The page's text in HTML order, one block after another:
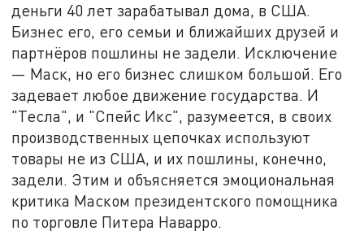
деньги 40 лет зарабатывал дома, в США.
Бизнес его, его семьи и ближайших друзей и
партнёров пошлины не задели. Исключение
— Маск, но его бизнес слишком большой. Его
задевает любое движение государства. И
"Тесла", и "Спейс Икс", разумеется, в своих
производственных цепочках используют
товары не из США, и их пошлины, конечно,
задели. Этим и объясняется эмоциональная
критика Маском президентского помощника
по торговле Питера Наварро.